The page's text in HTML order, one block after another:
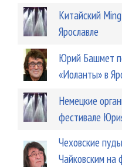
Китайский
Ярославле
Юрий Башмет
«Иоланты» в
Немецкие
фестивале
Чеховские
Чайковским на